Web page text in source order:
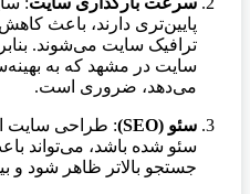
پایین‌تری دارند، باعث
ترافیک سایت می‌شوند.
سایت در مشهد که به
می‌دهد، ضروری است.
سئو (SEO)
: طراحی سایت
سئو شده باشد، می‌تواند
جستجو بالاتر ظاهر شود و